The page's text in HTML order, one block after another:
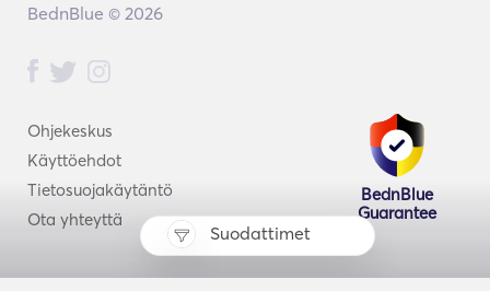
Suodattimet
Ohjekeskus
Käyttöehdot
Tietosuojakäytäntö
Ota yhteyttä
BednBlue
Guarantee
BednBlue © 2026